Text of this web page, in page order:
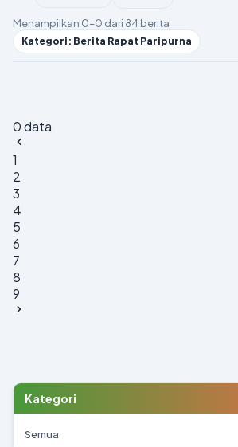
Menampilkan 0–0 dari 84 berita
Kategori: Berita Rapat Paripurna
0 data
1
2
3
4
5
6
7
8
9
Kategori
Semua